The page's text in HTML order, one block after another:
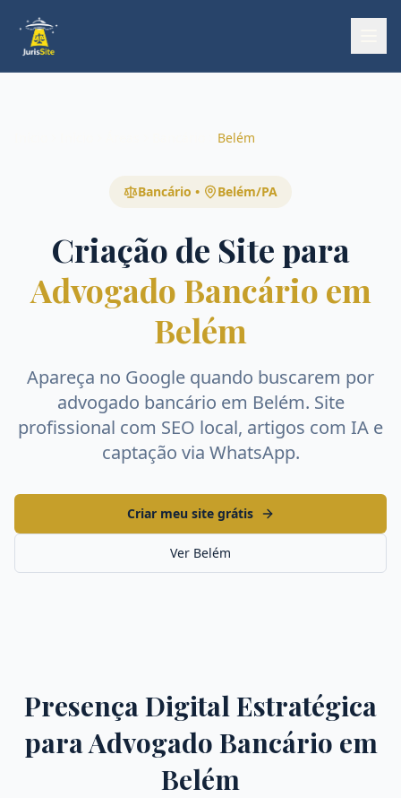
Belém
Bancário • Belém/PA
Criação de Site para
Advogado Bancário em
Belém
Apareça no Google quando buscarem por
advogado bancário em Belém. Site
profissional com SEO local, artigos com IA e
captação via WhatsApp.
Criar meu site grátis
Ver Belém
Presença Digital Estratégica
paraAdvogado Bancário em
Belém